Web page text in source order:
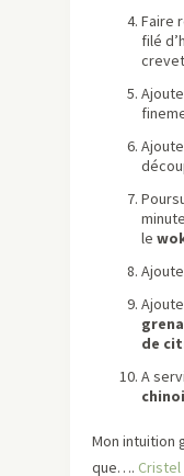
Faire
filé
le
de
A
Mon intuition
que….